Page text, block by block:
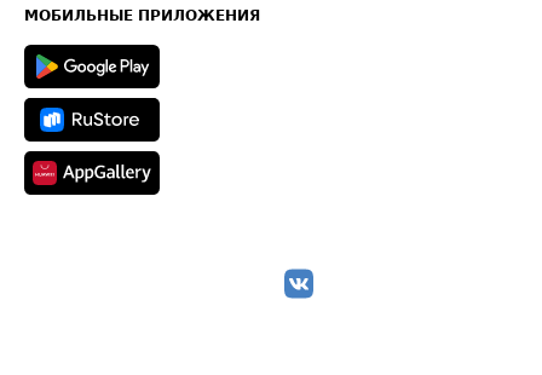
Техническая информация
МОБИЛЬНЫЕ ПРИЛОЖЕНИЯ